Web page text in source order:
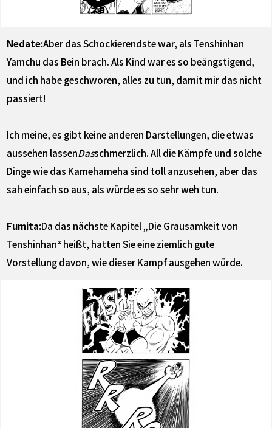
Nedate:Aber das Schockierendste war, als Tenshinhan
Yamchu das Bein brach. Als Kind war es so beängstigend,
und ich habe geschworen, alles zu tun, damit mir das nicht
passiert!
Ich meine, es gibt keine anderen Darstellungen, die etwas
aussehen lassenDasschmerzlich. All die Kämpfe und solche
Dinge wie das Kamehameha sind toll anzusehen, aber das
sah einfach so aus, als würde es so sehr weh tun.
Fumita:Da das nächste Kapitel „Die Grausamkeit von
Tenshinhan“ heißt, hatten Sie eine ziemlich gute
Vorstellung davon, wie dieser Kampf ausgehen würde.